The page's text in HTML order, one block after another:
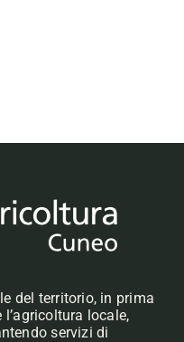
del territorio, in prima
locale,
servizi di